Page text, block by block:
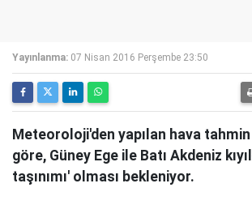
Yayınlanma: 07 Nisan 2016 Perşembe 23:50
Meteoroloji'den yapılan hava
göre, Güney Ege ile Batı Akdeniz
taşınımı' olması bekleniyor.